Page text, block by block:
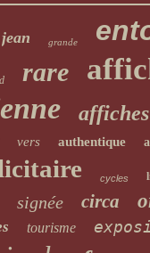
jean grande
rare
affiches
vers authentique
cycles
signée circa
tourisme